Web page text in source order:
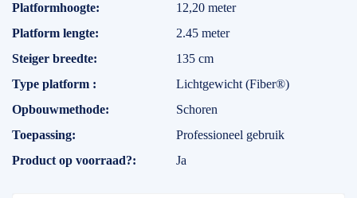
Platformhoogte
12,20 meter
Platform lengte
2.45 meter
Steiger breedte
135 cm
Type platform
Lichtgewicht (Fiber®)
Opbouwmethode
Schoren
Toepassing
Professioneel gebruik
Product op voorraad?
Ja